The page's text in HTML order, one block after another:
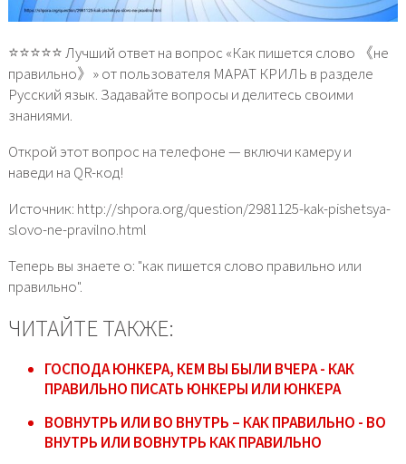
⭐⭐⭐⭐⭐ Лучший ответ на вопрос «Как пишется слово 《не
правильно》» от пользователя МАРАТ КРИЛЬ в разделе
Русский язык. Задавайте вопросы и делитесь своими
знаниями.
Открой этот вопрос на телефоне — включи камеру и
наведи на QR-код!
Источник: http://shpora.org/question/2981125-kak-pishetsya-
slovo-ne-pravilno.html
Теперь вы знаете о: "как пишется слово правильно или
правильно".
ЧИТАЙТЕ ТАКЖЕ:
ГОСПОДА ЮНКЕРА, КЕМ ВЫ БЫЛИ ВЧЕРА - КАК
ПРАВИЛЬНО ПИСАТЬ ЮНКЕРЫ ИЛИ ЮНКЕРА
ВОВНУТРЬ ИЛИ ВО ВНУТРЬ – КАК ПРАВИЛЬНО - ВО
ВНУТРЬ ИЛИ ВОВНУТРЬ КАК ПРАВИЛЬНО